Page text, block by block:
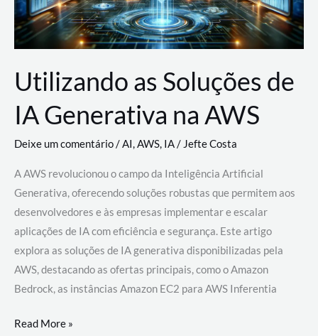
Utilizando as Soluções de
IA Generativa na AWS
Deixe um comentário/AI,AWS, IA/Jefte Costa
A AWS revolucionou o campo da Inteligência Artificial
Generativa, oferecendo soluções robustas que permitem aos
desenvolvedores e às empresas implementar e escalar
aplicações de IA com eficiência e segurança. Este artigo
explora as soluções de IA generativa disponibilizadas pela
AWS, destacando as ofertas principais, como o Amazon
Bedrock, as instâncias Amazon EC2 para AWS Inferentia
Utilizando
Read More »